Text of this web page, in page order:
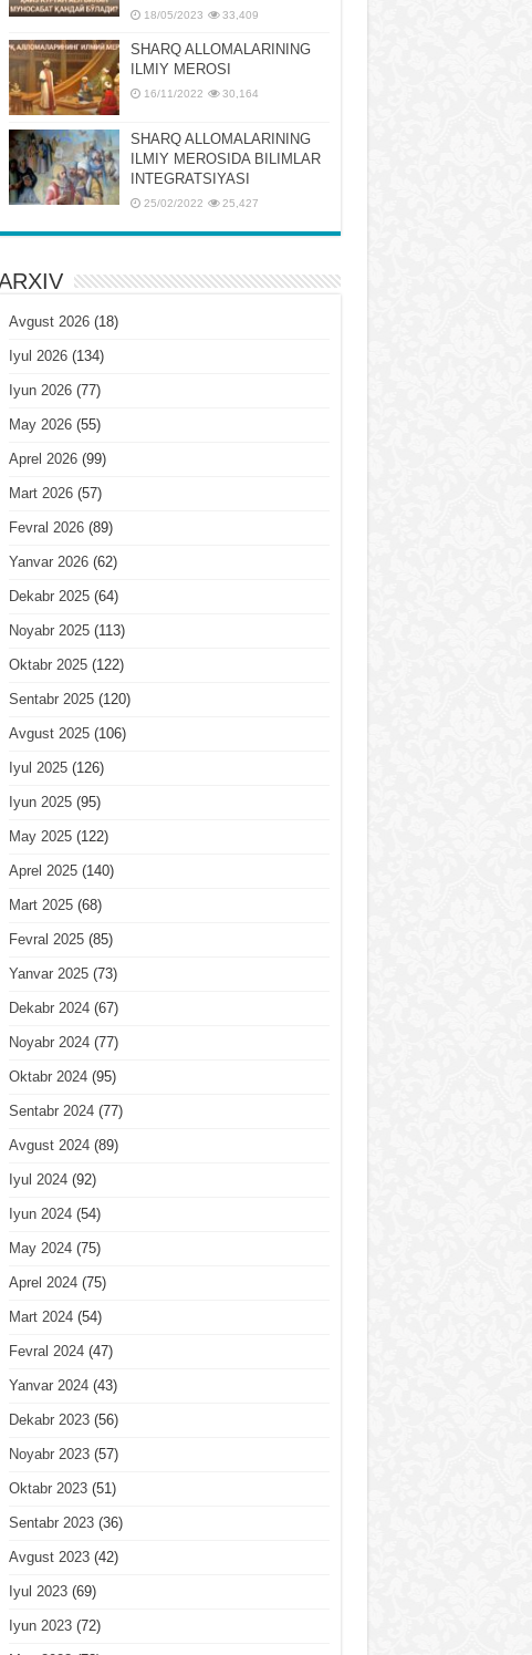
18/05/2023 33,409
SHARQ ALLOMALARINING
ILMIY MEROSI
16/11/2022 30,164
SHARQ ALLOMALARINING
ILMIY MЕROSIDA BILIMLAR
INTЕGRATSIYASI
25/02/2022 25,427
Avgust 2026(18)
Iyul 2026(134)
Iyun 2026(77)
May 2026(55)
Aprel 2026(99)
Mart 2026(57)
Fevral 2026(89)
Yanvar 2026(62)
Dekabr 2025(64)
Noyabr 2025(113)
Oktabr 2025(122)
Sentabr 2025(120)
Avgust 2025(106)
Iyul 2025(126)
Iyun 2025(95)
May 2025(122)
Aprel 2025(140)
Mart 2025(68)
Fevral 2025(85)
Yanvar 2025(73)
Dekabr 2024(67)
Noyabr 2024(77)
Oktabr 2024(95)
Sentabr 2024(77)
Avgust 2024(89)
Iyul 2024(92)
Iyun 2024(54)
May 2024(75)
Aprel 2024(75)
Mart 2024(54)
Fevral 2024(47)
Yanvar 2024(43)
Dekabr 2023(56)
Noyabr 2023(57)
Oktabr 2023(51)
Sentabr 2023(36)
Avgust 2023(42)
Iyul 2023(69)
Iyun 2023(72)